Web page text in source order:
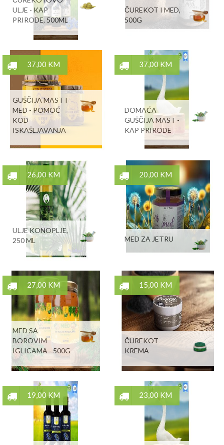
ULJE - KAP
PRIRODE, 500ML
ČUREKOT I MED,
500G
37,00 KM
GUŠČIJA MAST I
MED - POMOĆ
KOD
ISKAŠLJAVANJA
37,00 KM
DOMAĆA
GUŠČIJA MAST -
KAP PRIRODE
26,00 KM
ULJE KONOPLJE,
250 ML
20,00 KM
MED ZA JETRU
27,00 KM
MED SA
BOROVIM
IGLICAMA - 500G
15,00 KM
ČUREKOT
KREMA
19,00 KM 23,00 KM